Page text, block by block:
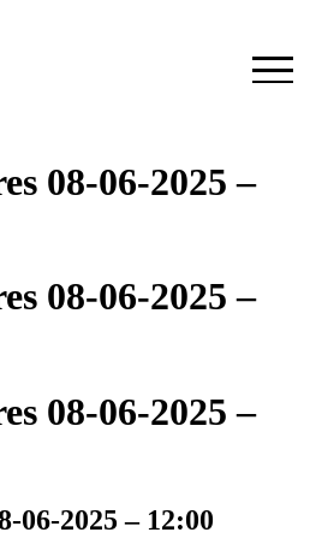
08-06-2025 –
08-06-2025 –
08-06-2025 –
06-2025 – 12:00